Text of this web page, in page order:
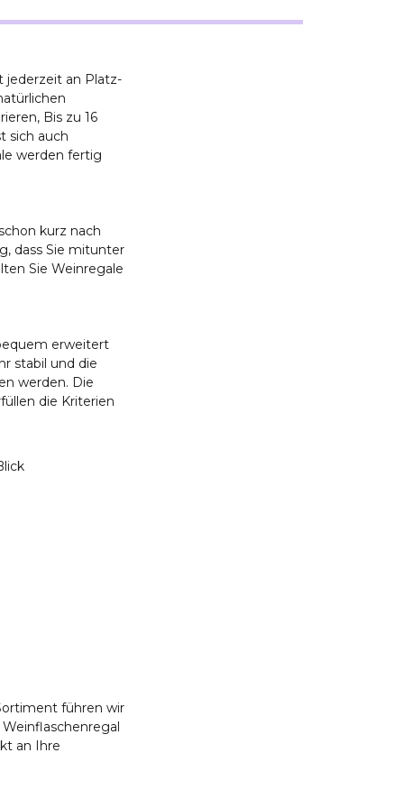
jederzeit an Platz-
Bis zu 16
sich auch
werden fertig
kurz nach
dass Sie mitunter
Sie Weinregale
erweitert
stabil und die
werden. Die
die Kriterien
führen wir
an Ihre